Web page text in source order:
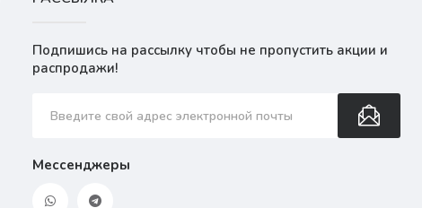
Подпишись на рассылку чтобы не пропустить акции и
распродажи!
Мессенджеры